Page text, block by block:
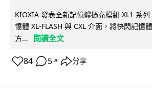
KIOXIA 發表全新記憶體擴充模組 XL1 系
憶體 XL-FLASH 與 CXL 介面，將快閃記憶
方...
閱讀全文
84 5 ↗ 分享